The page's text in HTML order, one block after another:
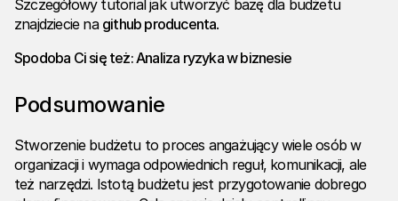
Szczegółowy tutorial jak utworzyć bazę dla budżetu
znajdziecie na github producenta.
Spodoba Ci się też:Analiza ryzyka w biznesie
Podsumowanie
Stworzenie budżetu to proces angażujący wiele osób w
organizacji i wymaga odpowiednich reguł, komunikacji, ale
też narzędzi. Istotą budżetu jest przygotowanie dobrego